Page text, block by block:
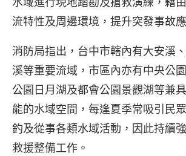
流特性及周邊環境，提升突發事故
消防局指出，台中市轄內有大安溪
溪等重要流域，市區內亦有中央公
公園日月湖及都會公園景觀湖等兼
能的水域空間，每逢夏季常吸引民
釣及從事各類水域活動，因此持續
救援整備工作。